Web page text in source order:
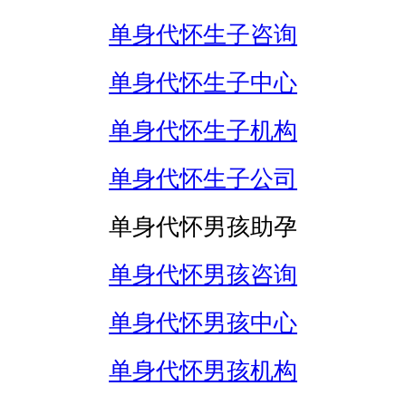
单身代怀生子咨询
单身代怀生子中心
单身代怀生子机构
单身代怀生子公司
单身代怀男孩助孕
单身代怀男孩咨询
单身代怀男孩中心
单身代怀男孩机构